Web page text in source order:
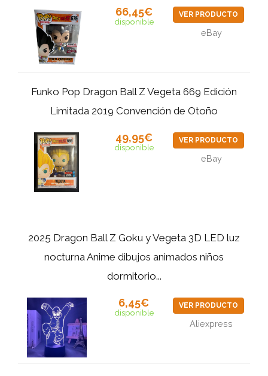
66,45€
disponible
VER PRODUCTO
eBay
Funko Pop Dragon Ball Z Vegeta 669 Edición
Limitada 2019 Convención de Otoño
49,95€
disponible
VER PRODUCTO
eBay
2025 Dragon Ball Z Goku y Vegeta 3D LED luz
nocturna Anime dibujos animados niños
dormitorio...
6,45€
disponible
VER PRODUCTO
Aliexpress